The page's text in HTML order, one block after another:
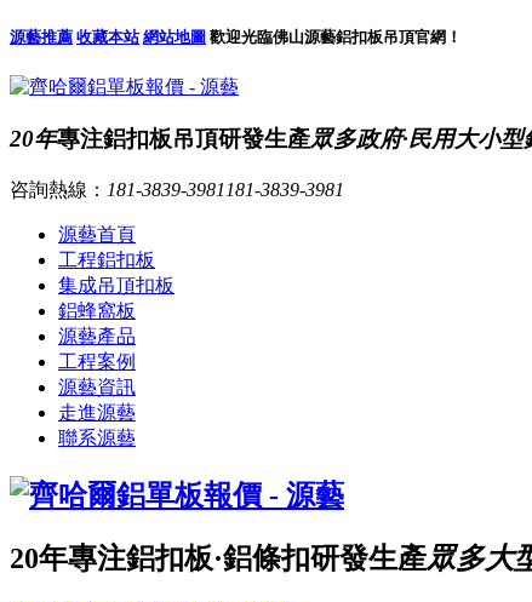
源藝推薦 收藏本站 網站地圖 歡迎光臨佛山源藝鋁扣板吊頂官網！
20年專注鋁扣板吊頂研發生產眾多政府·民用大小
咨詢熱線： 181-3839-3981 181-3839-3981
源藝首頁
工程鋁扣板
集成吊頂扣板
鋁蜂窩板
源藝產品
工程案例
源藝資訊
走進源藝
聯系源藝
20年專注鋁扣板·鋁條扣研發生產眾多大